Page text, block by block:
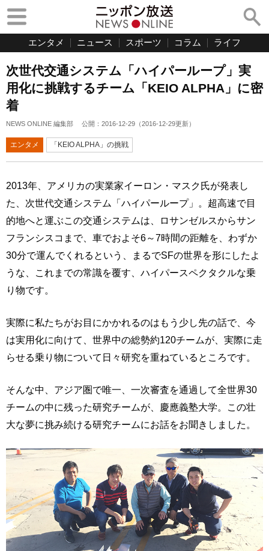
エンタメ ニュース スポーツ コラム ライフ
次世代交通システム「ハイパーループ」実
用化に挑戦するチーム「KEIO ALPHA」に密
着
NEWS ONLINE 編集部 公開： 2016-12-29 （2016-12-29更新）
エンタメ 「KEIO ALPHA」の挑戦
2013年、アメリカの実業家イーロン・マスク氏が発表し
た、次世代交通システム「ハイパーループ」。超高速で目
的地へと運ぶこの交通システムは、ロサンゼルスからサン
フランシスコまで、車でおよそ6～7時間の距離を、わずか
30分で運んでくれるという、まるでSFの世界を形にしたよ
うな、これまでの常識を覆す、ハイパースペクタクルな乗
り物です。
実際に私たちがお目にかかれるのはもう少し先の話で、今
は実用化に向けて、世界中の総勢約120チームが、実際に走
らせる乗り物について日々研究を重ねているところです。
そんな中、アジア圏で唯一、一次審査を通過して全世界30
チームの中に残った研究チームが、慶應義塾大学。この壮
大な夢に挑み続ける研究チームにお話をお聞きしました。